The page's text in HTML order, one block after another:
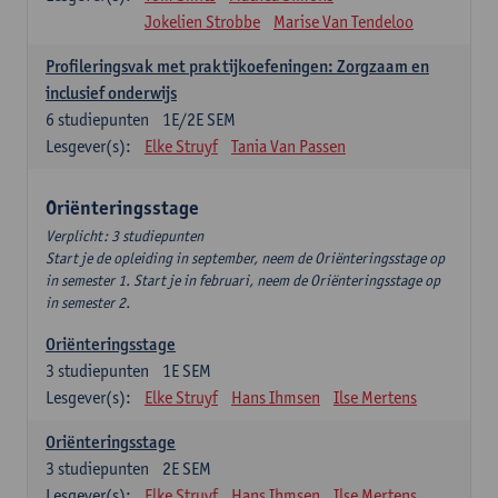
Jokelien Strobbe
Marise Van Tendeloo
Profileringsvak met praktijkoefeningen: Zorgzaam en
inclusief onderwijs
1E/2E SEM
6 studiepunten
Lesgever(s):
Elke Struyf Tania Van Passen
Oriënteringsstage
Verplicht: 3 studiepunten
Start je de opleiding in september, neem de Oriënteringsstage op
in semester 1. Start je in februari, neem de Oriënteringsstage op
in semester 2.
Oriënteringsstage
1E SEM
3 studiepunten
Lesgever(s):
Elke Struyf Hans Ihmsen Ilse Mertens
Oriënteringsstage
2E SEM
3 studiepunten